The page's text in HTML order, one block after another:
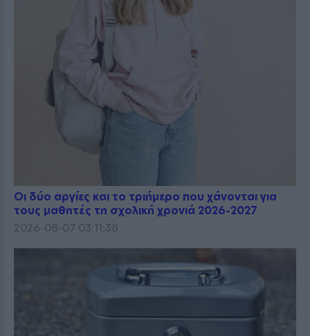
Οι δύο αργίες και το τριήμερο που χάνονται για
τους μαθητές τη σχολική χρονιά 2026-2027
2026-08-07 03:11:38